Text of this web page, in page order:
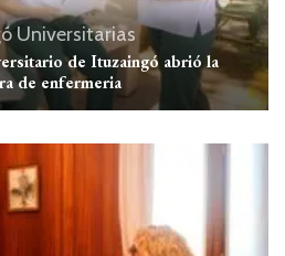
Universitarias
de Ituzaingó abrió la
de enfermeria